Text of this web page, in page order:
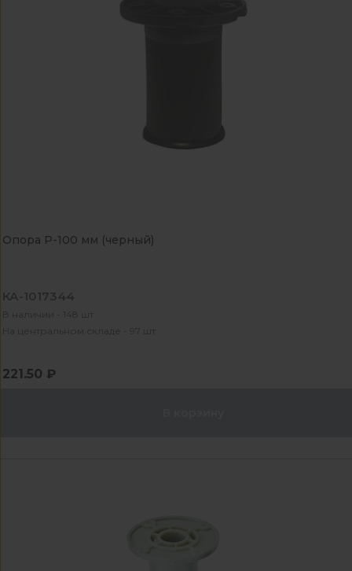
Опора Р-100 мм (черный)
КА-1017344
В наличии - 148 шт
На центральном складе - 97 шт
221.50 ₽